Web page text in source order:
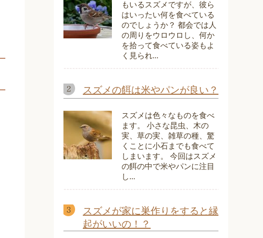
もいるスズメですが、彼ら
はいったい何を食べている
のでしょうか？ 都会では人
の周りをウロウロし、何か
を拾って食べている姿もよ
く見られ...
スズメの餌は米やパンが良い？
スズメは色々なものを食べ
ます。 小さな昆虫、木の
実、草の実、雑草の種、驚
くことに小石までも食べて
しまいます。 今回はスズメ
の餌の中で米やパンに注目
し...
スズメが家に巣作りをすると縁
起がいいの！？